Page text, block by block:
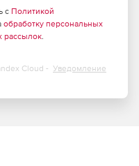
с Политикой
обработку персональных
рассылок.
Cloud - Уведомление